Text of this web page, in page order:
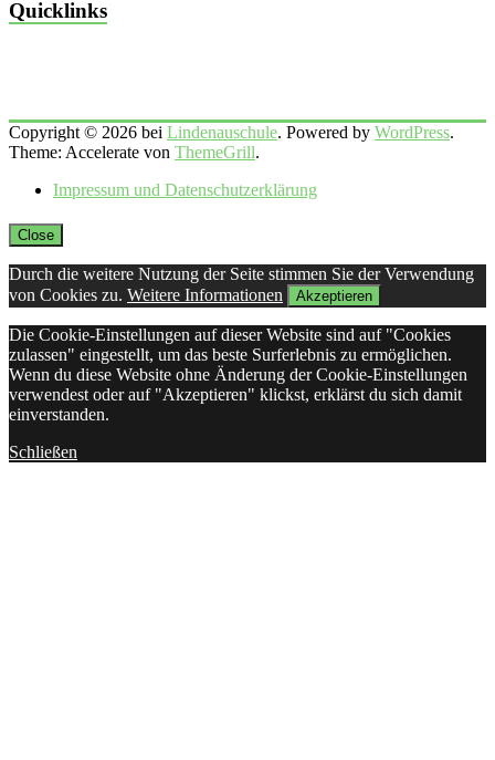
Quicklinks
Copyright © 2026 bei Lindenauschule. Powered by WordPress.
Theme: Accelerate von ThemeGrill.
Impressum und Datenschutzerklärung
Close
Durch die weitere Nutzung der Seite stimmen Sie der Verwendung
von Cookies zu. Weitere Informationen Akzeptieren
Die Cookie-Einstellungen auf dieser Website sind auf "Cookies
zulassen" eingestellt, um das beste Surferlebnis zu ermöglichen.
Wenn du diese Website ohne Änderung der Cookie-Einstellungen
verwendest oder auf "Akzeptieren" klickst, erklärst du sich damit
einverstanden.
Schließen